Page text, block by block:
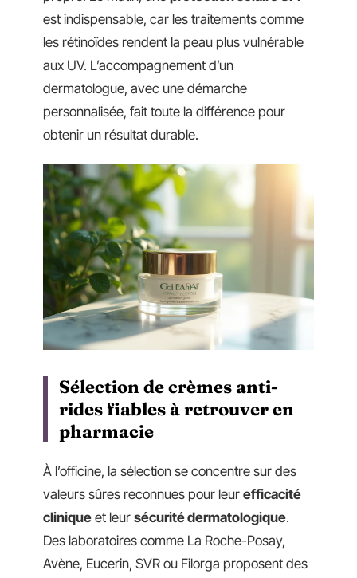
est indispensable, car les traitements comme
les rétinoïdes rendent la peau plus vulnérable
aux UV. L’accompagnement d’un
dermatologue, avec une démarche
personnalisée, fait toute la différence pour
obtenir un résultat durable.
Sélection de crèmes anti-
rides fiables à retrouver en
pharmacie
À l’officine, la sélection se concentre sur des
valeurs sûres reconnues pour leur efficacité
clinique et leur sécurité dermatologique.
Des laboratoires comme La Roche-Posay,
Avène, Eucerin, SVR ou Filorga proposent des